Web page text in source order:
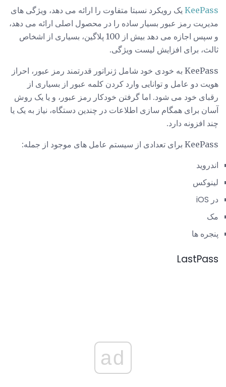
KeePass یک رویکرد نسبتا متفاوت را ارائه می دهد، ویژگی های
مدیریت رمز عبور بسیار ساده را در محصول اصلی ارائه می دهد،
و سپس اجازه می دهد بیش از 100 پلاگین، بسیاری از اشخاص
ثالث، برای افزایش لیست ویژگی.
KeePass به خودی خود شامل ژنراتور قدرتمند رمز عبور، احراز
هویت دو عامل و توانایی وارد کردن کلمه عبور از بسیاری از
رقبای خود می شود. اما گرفتن خودکار رمز عبور، و یا یک روش
آسان برای همگام سازی اطلاعات در چندین دستگاه، نیاز به یک یا
چند افزونه دارد.
KeePass برای تعدادی از سیستم عامل های موجود از جمله:
اندروید
لینوکس
در iOS
مک
پنجره ها
LastPass
ad